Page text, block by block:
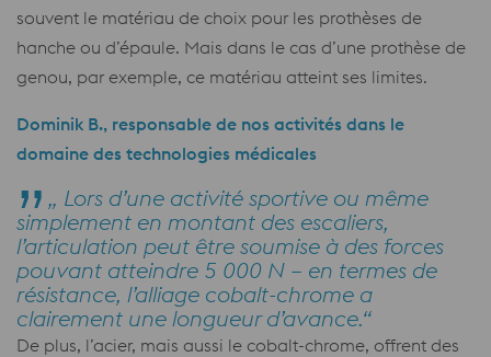
souvent le matériau de choix pour les prothèses de
hanche ou d’épaule. Mais dans le cas d’une prothèse de
genou, par exemple, ce matériau atteint ses limites.
Dominik B., responsable de nos activités dans le
domaine des technologies médicales
„ Lors d’une activité sportive ou même
simplement en montant des escaliers,
l’articulation peut être soumise à des forces
pouvant atteindre 5 000 N – en termes de
résistance, l’alliage cobalt-chrome a
clairement une longueur d’avance.“
De plus, l’acier, mais aussi le cobalt-chrome, offrent des